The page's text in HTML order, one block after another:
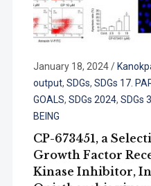
January 18, 2024/
output, SDGs, SDGs 17.
GOALS, SDGs 2024, SDGs
BEING
CP-673451, a
Growth Factor
Kinase Inhibitor,